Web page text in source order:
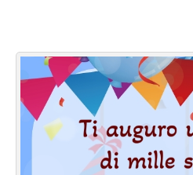
Cartoline musicali
Cartoline animate
Accedi